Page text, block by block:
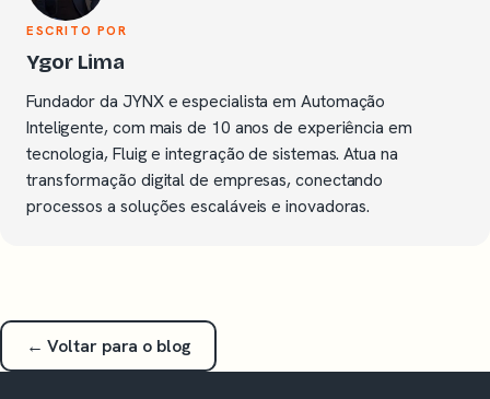
ESCRITO POR
Ygor Lima
Fundador da JYNX e especialista em Automação
Inteligente, com mais de 10 anos de experiência em
tecnologia, Fluig e integração de sistemas. Atua na
transformação digital de empresas, conectando
processos a soluções escaláveis e inovadoras.
← Voltar para o blog